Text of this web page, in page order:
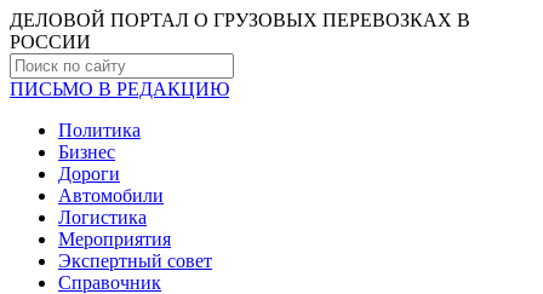
ДЕЛОВОЙ ПОРТАЛ О ГРУЗОВЫХ ПЕРЕВОЗКАХ В
РОCСИИ
ПИСЬМО В РЕДАКЦИЮ
Политика
Бизнес
Дороги
Автомобили
Логистика
Мероприятия
Экспертный совет
Справочник